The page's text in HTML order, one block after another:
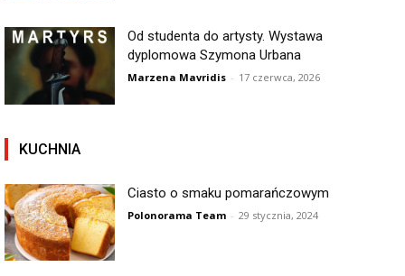
Od studenta do artysty. Wystawa
dyplomowa Szymona Urbana
Marzena Mavridis - 17 czerwca, 2026
KUCHNIA
Ciasto o smaku pomarańczowym
Polonorama Team - 29 stycznia, 2024